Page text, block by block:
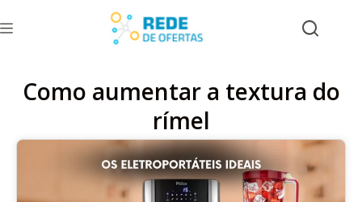
Como aumentar a textura do
rímel